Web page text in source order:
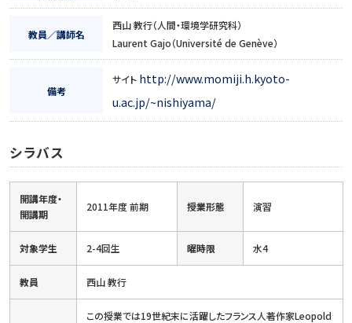
教員／講師名
西山 教行（人間・環境学研究科）
Laurent Gajo（Université de Genève）
備考
サイト http://www.momiji.h.kyoto-
u.ac.jp/~nishiyama/
シラバス
開講年度・
開講期
2011年度 前期 授業形態 演習
対象学生 2-4回生 曜時限 水4
教員 西山 教行
この授業では19世紀末に活躍したフランス人著作家Leopold